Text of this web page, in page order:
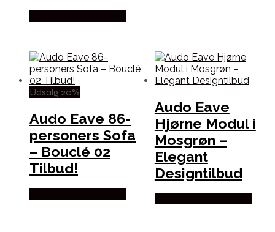
Udsalg 20%
Audo Eave 86-
personers Sofa
– Bouclé 02
Tilbud!
Audo Eave
Hjørne Modul i
Mosgrøn –
Elegant
Designtilbud